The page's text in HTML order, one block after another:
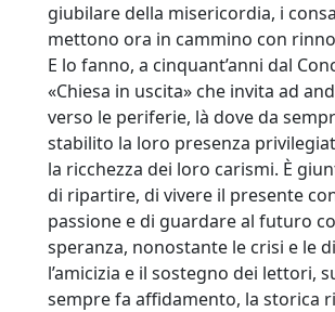
giubilare della misericordia, i
mettono ora in cammino con
E lo fanno, a cinquant’anni dal
«Chiesa in uscita» che invita ad
verso le periferie, là dove da
stabilito la loro presenza
la ricchezza dei loro carismi. È
di ripartire, di vivere il presente
passione e di guardare al futuro
speranza, nonostante le crisi e le
l’amicizia e il sostegno dei lettori,
sempre fa affidamento, la storica